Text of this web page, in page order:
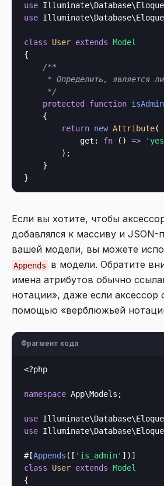
use
use
class User extends Model
{
/**
* Определить, является
     */
protected
function isAdmin
    {
return new Attribute(
get : fn () =>
        );
    }
Если вы хотите, чтобы
добавлялся к массиву и JSON-
вашей модели, вы можете
Appends
в модели. Обратите
имена атрибутов обычно
нотации», даже если аксессор
помощью «верблюжьей
Фрагмент кода
<?php
namespace App\Models;
use
use
#[Appends ([ 'is_admin'
class
User extends Model
{